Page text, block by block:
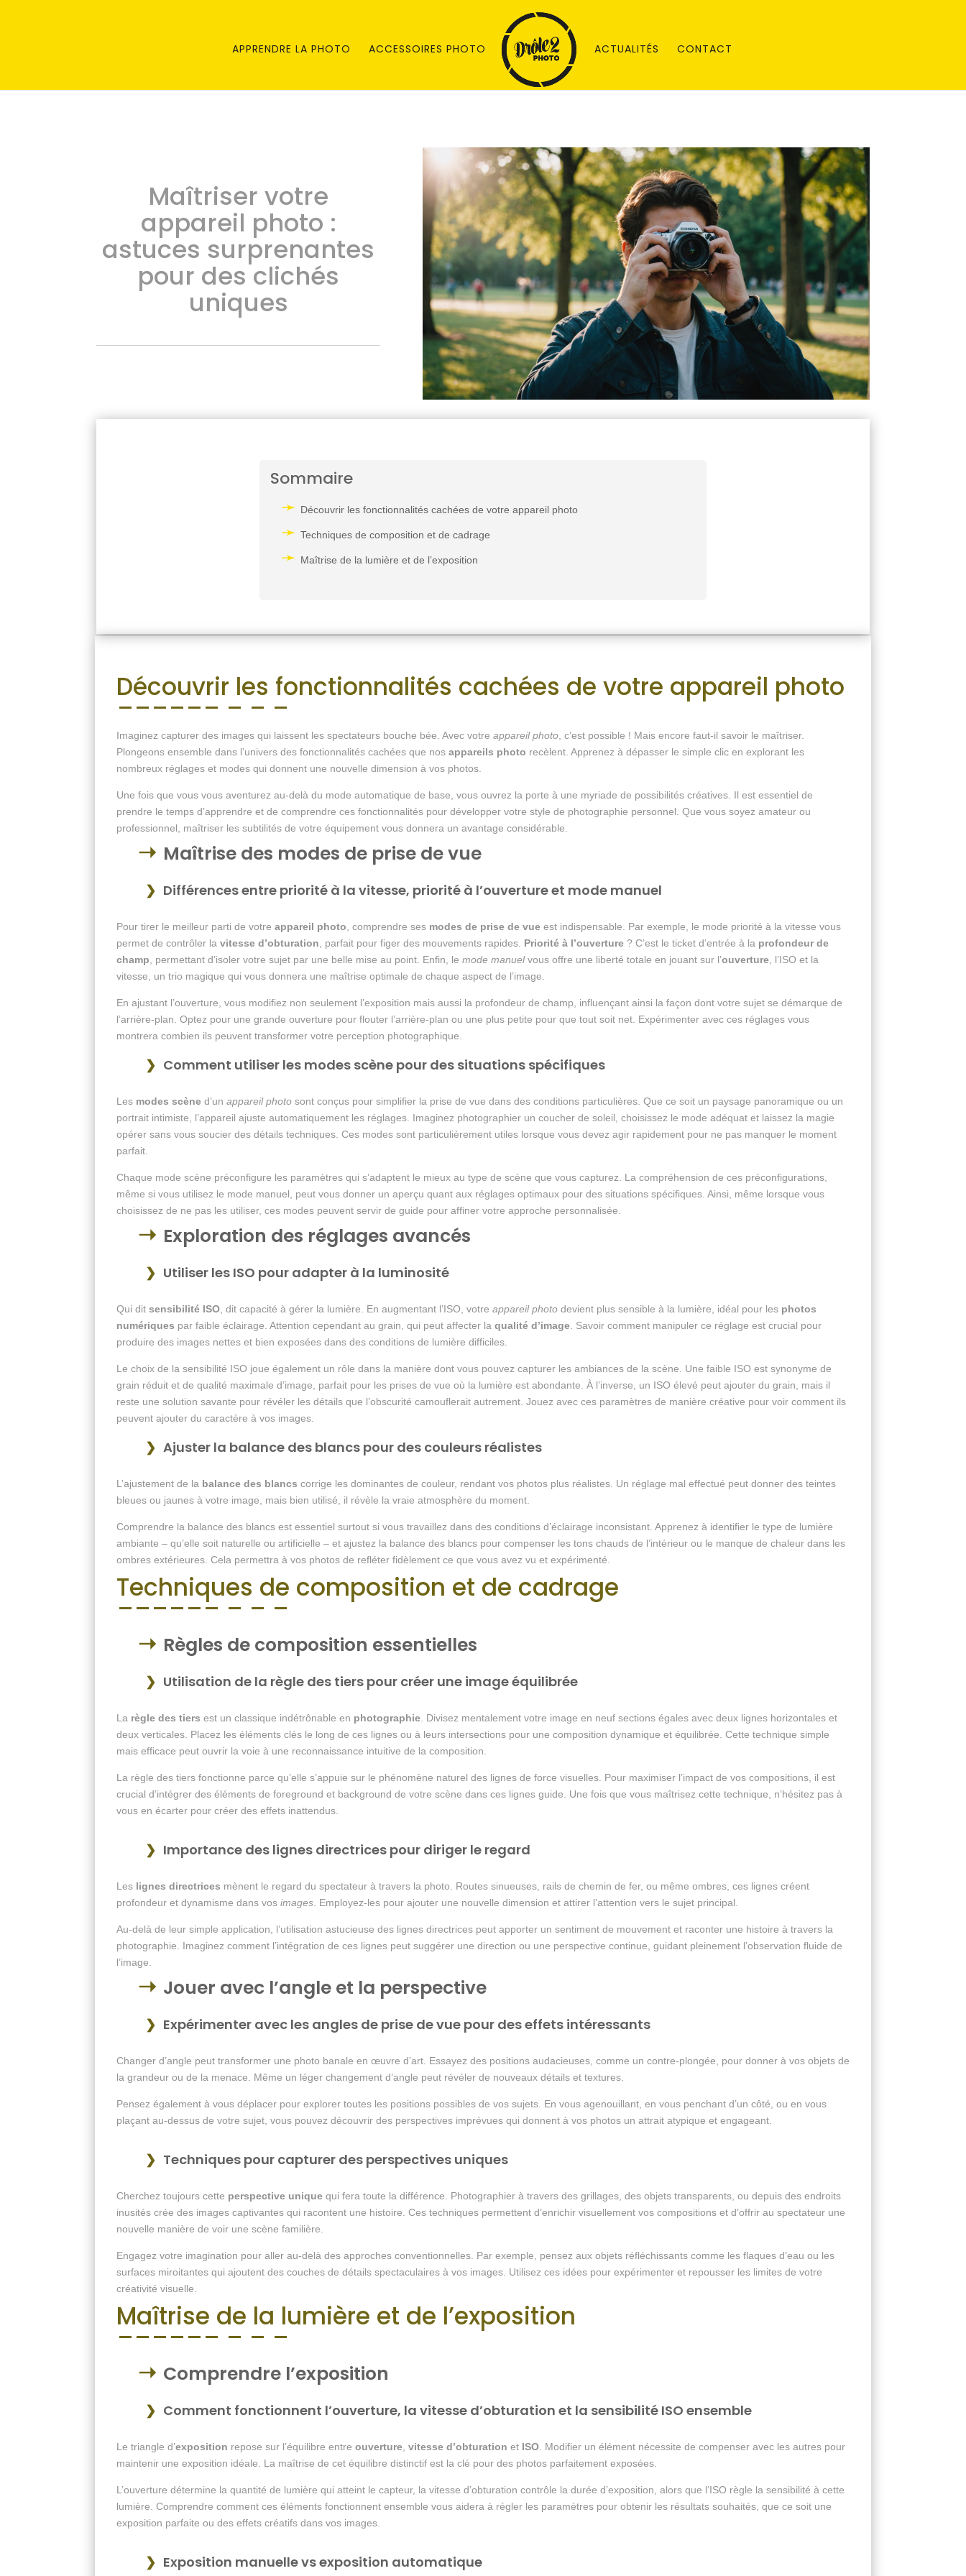
APPRENDRE LA PHOTO ACCESSOIRES PHOTO ACTUALITÉS CONTACT
Maîtriser votre
appareil photo :
astuces surprenantes
pour des clichés
uniques
Sommaire
Découvrir les fonctionnalités cachées de votre appareil photo
Techniques de composition et de cadrage
Maîtrise de la lumière et de l’exposition
Découvrir les fonctionnalités cachées de votre appareil photo
Imaginez capturer des images qui laissent les spectateurs bouche bée. Avec votre appareil photo, c’est possible ! Mais encore faut-il savoir le maîtriser.
Plongeons ensemble dans l’univers des fonctionnalités cachées que nos appareils photo recèlent. Apprenez à dépasser le simple clic en explorant les
nombreux réglages et modes qui donnent une nouvelle dimension à vos photos.
Une fois que vous vous aventurez au-delà du mode automatique de base, vous ouvrez la porte à une myriade de possibilités créatives. Il est essentiel de
prendre le temps d’apprendre et de comprendre ces fonctionnalités pour développer votre style de photographie personnel. Que vous soyez amateur ou
professionnel, maîtriser les subtilités de votre équipement vous donnera un avantage considérable.
Maîtrise des modes de prise de vue
Différences entre priorité à la vitesse, priorité à l’ouverture et mode manuel
Pour tirer le meilleur parti de votre appareil photo, comprendre ses modes de prise de vue est indispensable. Par exemple, le mode priorité à la vitesse vous
permet de contrôler la vitesse d’obturation, parfait pour figer des mouvements rapides. Priorité à l’ouverture ? C’est le ticket d’entrée à la profondeur de
champ, permettant d’isoler votre sujet par une belle mise au point. Enfin, le mode manuelvous offre une liberté totale en jouant sur l’ouverture, l’ISO et la
vitesse, un trio magique qui vous donnera une maîtrise optimale de chaque aspect de l’image.
En ajustant l’ouverture, vous modifiez non seulement l’exposition mais aussi la profondeur de champ, influençant ainsi la façon dont votre sujet se démarque de
l’arrière-plan. Optez pour une grande ouverture pour flouter l’arrière-plan ou une plus petite pour que tout soit net. Expérimenter avec ces réglages vous
montrera combien ils peuvent transformer votre perception photographique.
Comment utiliser les modes scène pour des situations spécifiques
Les modes scène d’un appareil photo sont conçus pour simplifier la prise de vue dans des conditions particulières. Que ce soit un paysage panoramique ou un
portrait intimiste, l’appareil ajuste automatiquement les réglages. Imaginez photographier un coucher de soleil, choisissez le mode adéquat et laissez la magie
opérer sans vous soucier des détails techniques. Ces modes sont particulièrement utiles lorsque vous devez agir rapidement pour ne pas manquer le moment
parfait.
Chaque mode scène préconfigure les paramètres qui s’adaptent le mieux au type de scène que vous capturez. La compréhension de ces préconfigurations,
même si vous utilisez le mode manuel, peut vous donner un aperçu quant aux réglages optimaux pour des situations spécifiques. Ainsi, même lorsque vous
choisissez de ne pas les utiliser, ces modes peuvent servir de guide pour affiner votre approche personnalisée.
Exploration des réglages avancés
Utiliser les ISO pour adapter à la luminosité
Qui dit sensibilité ISO, dit capacité à gérer la lumière. En augmentant l’ISO, votre appareil photo devient plus sensible à la lumière, idéal pour les photos
numériques par faible éclairage. Attention cependant au grain, qui peut affecter la qualité d’image. Savoir comment manipuler ce réglage est crucial pour
produire des images nettes et bien exposées dans des conditions de lumière difficiles.
Le choix de la sensibilité ISO joue également un rôle dans la manière dont vous pouvez capturer les ambiances de la scène. Une faible ISO est synonyme de
grain réduit et de qualité maximale d’image, parfait pour les prises de vue où la lumière est abondante. À l’inverse, un ISO élevé peut ajouter du grain, mais il
reste une solution savante pour révéler les détails que l’obscurité camouflerait autrement. Jouez avec ces paramètres de manière créative pour voir comment ils
peuvent ajouter du caractère à vos images.
Ajuster la balance des blancs pour des couleurs réalistes
L’ajustement de la balance des blancs corrige les dominantes de couleur, rendant vos photos plus réalistes. Un réglage mal effectué peut donner des teintes
bleues ou jaunes à votre image, mais bien utilisé, il révèle la vraie atmosphère du moment.
Comprendre la balance des blancs est essentiel surtout si vous travaillez dans des conditions d’éclairage inconsistant. Apprenez à identifier le type de lumière
ambiante – qu’elle soit naturelle ou artificielle – et ajustez la balance des blancs pour compenser les tons chauds de l’intérieur ou le manque de chaleur dans les
ombres extérieures. Cela permettra à vos photos de refléter fidèlement ce que vous avez vu et expérimenté.
Techniques de composition et de cadrage
Règles de composition essentielles
Utilisation de la règle des tiers pour créer une image équilibrée
La règle des tiers est un classique indétrônable en photographie. Divisez mentalement votre image en neuf sections égales avec deux lignes horizontales et
deux verticales. Placez les éléments clés le long de ces lignes ou à leurs intersections pour une composition dynamique et équilibrée. Cette technique simple
mais efficace peut ouvrir la voie à une reconnaissance intuitive de la composition.
La règle des tiers fonctionne parce qu’elle s’appuie sur le phénomène naturel des lignes de force visuelles. Pour maximiser l’impact de vos compositions, il est
crucial d’intégrer des éléments de foreground et background de votre scène dans ces lignes guide. Une fois que vous maîtrisez cette technique, n’hésitez pas à
vous en écarter pour créer des effets inattendus.
Importance des lignes directrices pour diriger le regard
Les lignes directrices mènent le regard du spectateur à travers la photo. Routes sinueuses, rails de chemin de fer, ou même ombres, ces lignes créent
profondeur et dynamisme dans vos images. Employez-les pour ajouter une nouvelle dimension et attirer l’attention vers le sujet principal.
Au-delà de leur simple application, l’utilisation astucieuse des lignes directrices peut apporter un sentiment de mouvement et raconter une histoire à travers la
photographie. Imaginez comment l’intégration de ces lignes peut suggérer une direction ou une perspective continue, guidant pleinement l’observation fluide de
l’image.
Jouer avec l’angle et la perspective
Expérimenter avec les angles de prise de vue pour des effets intéressants
Changer d’angle peut transformer une photo banale en œuvre d’art. Essayez des positions audacieuses, comme un contre-plongée, pour donner à vos objets de
la grandeur ou de la menace. Même un léger changement d’angle peut révéler de nouveaux détails et textures.
Pensez également à vous déplacer pour explorer toutes les positions possibles de vos sujets. En vous agenouillant, en vous penchant d’un côté, ou en vous
plaçant au-dessus de votre sujet, vous pouvez découvrir des perspectives imprévues qui donnent à vos photos un attrait atypique et engageant.
Techniques pour capturer des perspectives uniques
Cherchez toujours cette perspective unique qui fera toute la différence. Photographier à travers des grillages, des objets transparents, ou depuis des endroits
inusités crée des images captivantes qui racontent une histoire. Ces techniques permettent d’enrichir visuellement vos compositions et d’offrir au spectateur une
nouvelle manière de voir une scène familière.
Engagez votre imagination pour aller au-delà des approches conventionnelles. Par exemple, pensez aux objets réfléchissants comme les flaques d’eau ou les
surfaces miroitantes qui ajoutent des couches de détails spectaculaires à vos images. Utilisez ces idées pour expérimenter et repousser les limites de votre
créativité visuelle.
Maîtrise de la lumière et de l’exposition
Comprendre l’exposition
Comment fonctionnent l’ouverture, la vitesse d’obturation et la sensibilité ISO ensemble
Le triangle d’exposition repose sur l’équilibre entre ouverture, vitesse d’obturation et ISO. Modifier un élément nécessite de compenser avec les autres pour
maintenir une exposition idéale. La maîtrise de cet équilibre distinctif est la clé pour des photos parfaitement exposées.
L’ouverture détermine la quantité de lumière qui atteint le capteur, la vitesse d’obturation contrôle la durée d’exposition, alors que l’ISO règle la sensibilité à cette
lumière. Comprendre comment ces éléments fonctionnent ensemble vous aidera à régler les paramètres pour obtenir les résultats souhaités, que ce soit une
exposition parfaite ou des effets créatifs dans vos images.
Exposition manuelle vs exposition automatique